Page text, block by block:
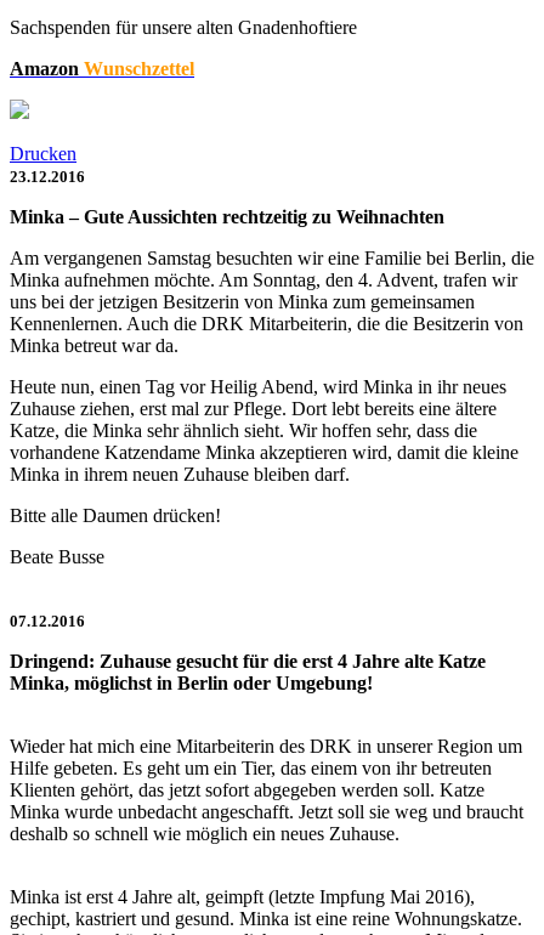
Sachspenden für unsere alten Gnadenhoftiere
Amazon Wunschzettel
Drucken
23.12.2016
Minka – Gute Aussichten rechtzeitig zu Weihnachten
Am vergangenen Samstag besuchten wir eine Familie bei Berlin, die
Minka aufnehmen möchte. Am Sonntag, den 4. Advent, trafen wir
uns bei der jetzigen Besitzerin von Minka zum gemeinsamen
Kennenlernen. Auch die DRK Mitarbeiterin, die die Besitzerin von
Minka betreut war da.
Heute nun, einen Tag vor Heilig Abend, wird Minka in ihr neues
Zuhause ziehen, erst mal zur Pflege. Dort lebt bereits eine ältere
Katze, die Minka sehr ähnlich sieht. Wir hoffen sehr, dass die
vorhandene Katzendame Minka akzeptieren wird, damit die kleine
Minka in ihrem neuen Zuhause bleiben darf.
Bitte alle Daumen drücken!
Beate Busse
07.12.2016
Dringend: Zuhause gesucht für die erst 4 Jahre alte Katze
Minka, möglichst in Berlin oder Umgebung!
Wieder hat mich eine Mitarbeiterin des DRK in unserer Region um
Hilfe gebeten. Es geht um ein Tier, das einem von ihr betreuten
Klienten gehört, das jetzt sofort abgegeben werden soll. Katze
Minka wurde unbedacht angeschafft. Jetzt soll sie weg und braucht
deshalb so schnell wie möglich ein neues Zuhause.
Minka ist erst 4 Jahre alt, geimpft (letzte Impfung Mai 2016),
gechipt, kastriert und gesund. Minka ist eine reine Wohnungskatze.